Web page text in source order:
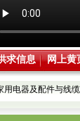
求信息 网上黄
用电器及配件与线缆